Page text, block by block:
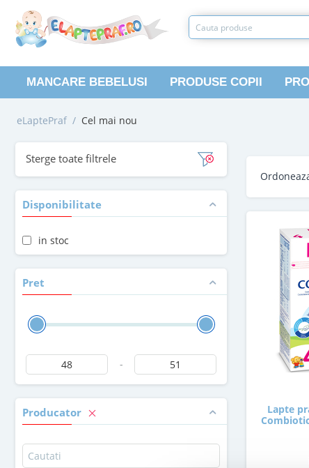
MANCARE BEBELUSI PRODUSE COPII
eLaptePraf / Cel mai nou
Sterge toate filtrele
Disponibilitate
in stoc
Pret
-
Producator
Lapte